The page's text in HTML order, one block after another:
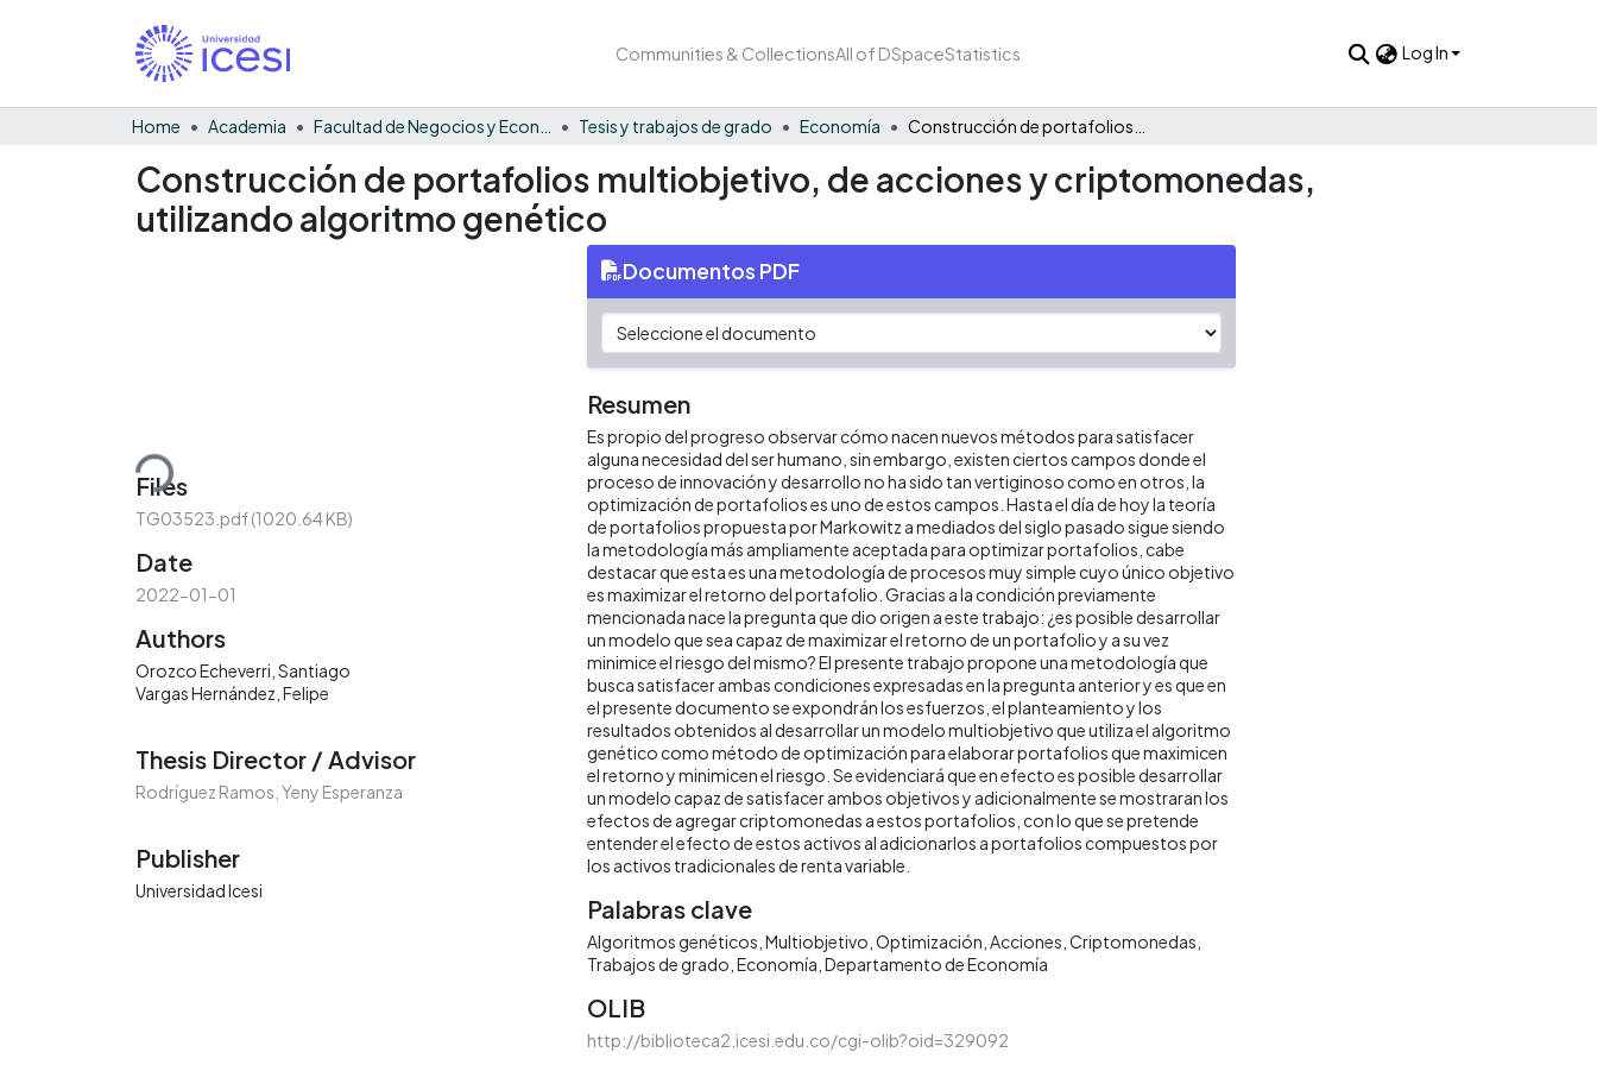
Communities & CollectionsAll of DSpaceStatistics Log In
Home Academia Tesis y trabajos de grado Economía
Construcción de portafolios multiobjetivo, de acciones y criptomonedas,
utilizando algoritmo genético
Loading...
Files
TG03523.pdf(1020.64 KB)
Date
2022-01-01
Authors
Orozco Echeverri, Santiago
Vargas Hernández, Felipe
Thesis Director / Advisor
Rodríguez Ramos, Yeny Esperanza
Publisher
Universidad Icesi
Documentos PDF
Resumen
Es propio del progreso observar cómo nacen nuevos métodos para satisfacer
alguna necesidad del ser humano, sin embargo, existen ciertos campos donde el
proceso de innovación y desarrollo no ha sido tan vertiginoso como en otros, la
optimización de portafolios es uno de estos campos. Hasta el día de hoy la teoría
de portafolios propuesta por Markowitz a mediados del siglo pasado sigue siendo
la metodología más ampliamente aceptada para optimizar portafolios, cabe
destacar que esta es una metodología de procesos muy simple cuyo único objetivo
es maximizar el retorno del portafolio. Gracias a la condición previamente
mencionada nace la pregunta que dio origen a este trabajo: ¿es posible desarrollar
un modelo que sea capaz de maximizar el retorno de un portafolio y a su vez
minimice el riesgo del mismo? El presente trabajo propone una metodología que
busca satisfacer ambas condiciones expresadas en la pregunta anterior y es que en
el presente documento se expondrán los esfuerzos, el planteamiento y los
resultados obtenidos al desarrollar un modelo multiobjetivo que utiliza el algoritmo
genético como método de optimización para elaborar portafolios que maximicen
el retorno y minimicen el riesgo. Se evidenciará que en efecto es posible desarrollar
un modelo capaz de satisfacer ambos objetivos y adicionalmente se mostraran los
efectos de agregar criptomonedas a estos portafolios, con lo que se pretende
entender el efecto de estos activos al adicionarlos a portafolios compuestos por
los activos tradicionales de renta variable.
Palabras clave
Algoritmos genéticos Multiobjetivo Optimización Acciones Criptomonedas
Trabajos de grado Economía Departamento de Economía
OLIB
http://biblioteca2.icesi.edu.co/cgi-olib?oid=329092